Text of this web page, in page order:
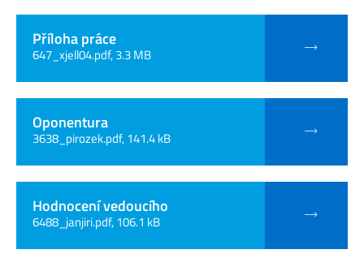
Příloha práce
647_xjell04.pdf, 3.3 MB
Oponentura
3638_pirozek.pdf, 141.4 kB
Hodnocení vedoucího
6488_janjiri.pdf, 106.1 kB